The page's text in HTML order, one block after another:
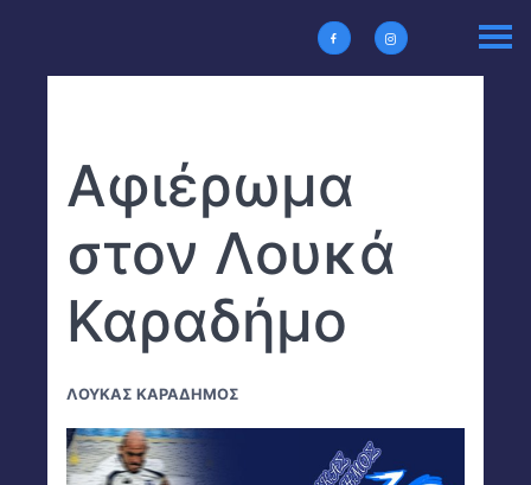
Αφιέρωμα
στον Λουκά
Καραδήμο
ΛΟΥΚΑΣ ΚΑΡΑΔΗΜΟΣ